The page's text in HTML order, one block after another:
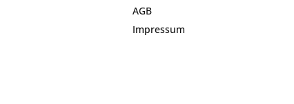
AGB
Impressum